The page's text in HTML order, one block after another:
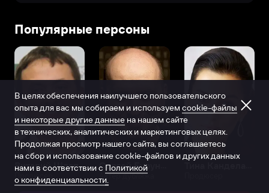
Популярные персоны
Виталий Шляппо
Продюсер Актёр дубляжа
В целях обеспечения наилучшего пользовательского
опыта для вас мы собираем и используем cookie-файлы
и некоторые другие данные на нашем сайте
в технических, аналитических и маркетинговых целях.
Продолжая просмотр нашего сайта, вы соглашаетесь
на сбор и использование cookie-файлов и других данных
нами в соответствии с Политикой
о конфиденциальности.